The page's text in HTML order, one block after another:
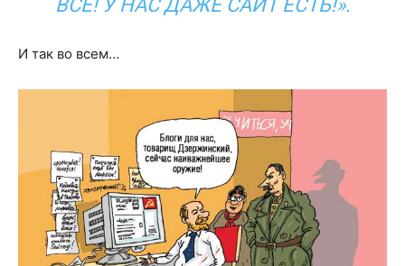
ВСЕ! У НАС ДАЖЕ САЙТ ЕСТЬ!».
И так во всем…